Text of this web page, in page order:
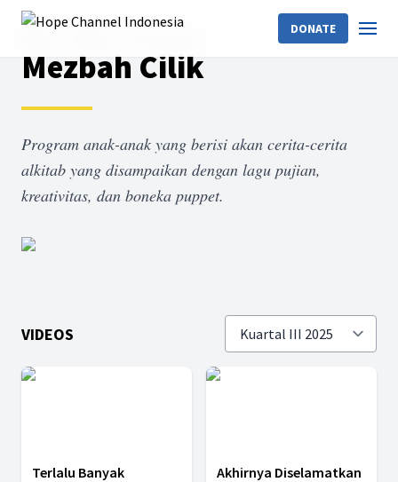
DONATE
Mezbah Cilik
Program anak-anak yang berisi akan cerita-cerita
alkitab yang disampaikan dengan lagu pujian,
kreativitas, dan boneka puppet.
VIDEOS
Terlalu Banyak
Akhirnya Diselamatkan